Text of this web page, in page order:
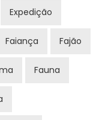
Expedição
Faiança Fajão
Fauna